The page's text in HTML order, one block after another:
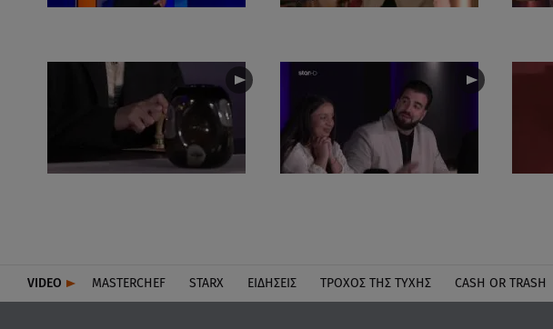
VIDEO MASTERCHEF STARX ΕΙΔΉΣΕΙΣ ΤΡΟΧΌΣ ΤΗΣ ΤΎΧΗΣ CASH OR TRASH